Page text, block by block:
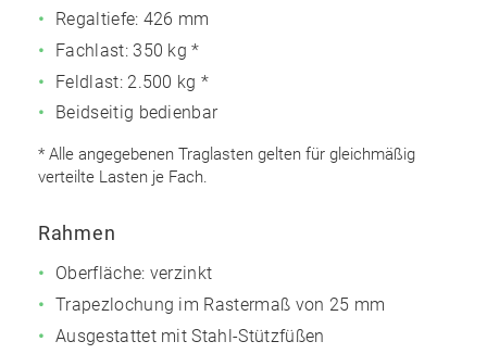
Regaltiefe: 426 mm
Fachlast: 350 kg *
Feldlast: 2.500 kg *
Beidseitig bedienbar
* Alle angegebenen Traglasten gelten für gleichmäßig
verteilte Lasten je Fach.
Rahmen
Oberfläche: verzinkt
Trapezlochung im Rastermaß von 25 mm
Ausgestattet mit Stahl-Stützfüßen